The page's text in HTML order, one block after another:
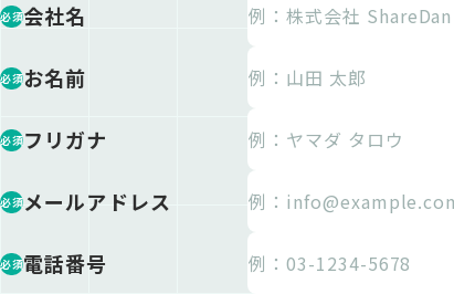
必須会社名
必須お名前
必須フリガナ
必須メールアドレス
必須電話番号